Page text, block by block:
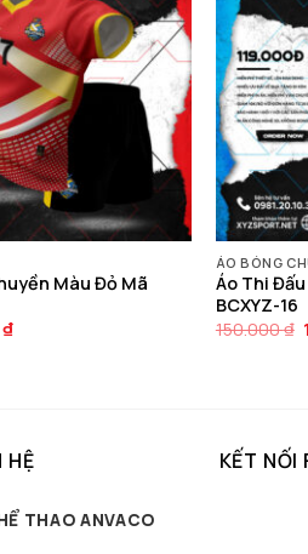
Màu Đỏ Mã
₫Giá
ÁO BÓNG
Áo Thi
BCXYZ-16
150.000₫
HỆ
THAO ANVACO
KẾT NỐI